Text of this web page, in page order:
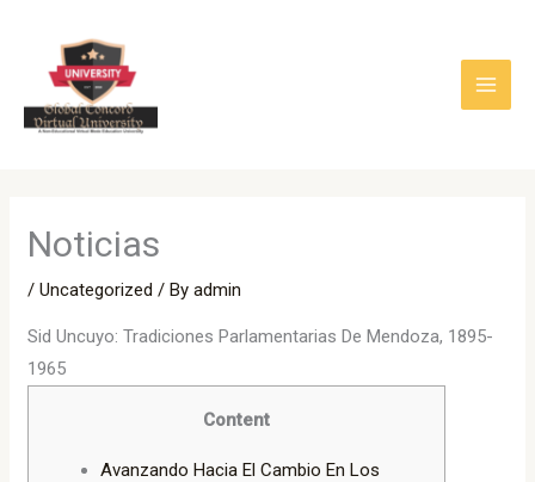
content
Noticias
/Uncategorized / Byadmin
Sid Uncuyo: Tradiciones Parlamentarias De Mendoza, 1895-
1965
Content
Avanzando Hacia El Cambio En Los